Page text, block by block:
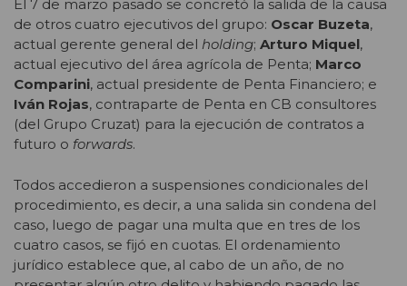
El 7 de marzo pasado se concretó la salida de la causa
de otros cuatro ejecutivos del grupo: Oscar Buzeta,
actual gerente general del holding; Arturo Miquel,
actual ejecutivo del área agrícola de Penta; Marco
Comparini, actual presidente de Penta Financiero; e
Iván Rojas, contraparte de Penta en CB consultores
(del Grupo Cruzat) para la ejecución de contratos a
futuro o forwards.
Todos accedieron a suspensiones condicionales del
procedimiento, es decir, a una salida sin condena del
caso, luego de pagar una multa que en tres de los
cuatro casos, se fijó en cuotas. El ordenamiento
jurídico establece que, al cabo de un año, de no